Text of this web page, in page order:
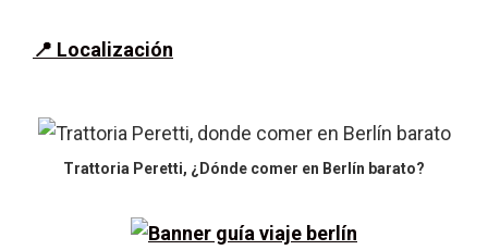
📍 Localización
Trattoria Peretti, ¿Dónde comer en Berlín barato?